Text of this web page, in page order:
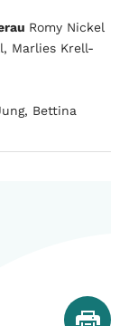
Romy Nickel
Marlies Krell-
Bettina